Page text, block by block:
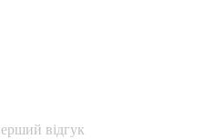
відгук